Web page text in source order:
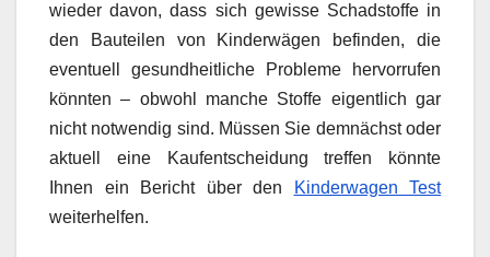
wieder davon, dass sich gewisse Schadstoffe in
den Bauteilen von Kinderwägen befinden, die
eventuell gesundheitliche Probleme hervorrufen
könnten – obwohl manche Stoffe eigentlich gar
nicht notwendig sind. Müssen Sie demnächst oder
aktuell eine Kaufentscheidung treffen könnte
Ihnen ein Bericht über den
Kinderwagen Test
weiterhelfen.